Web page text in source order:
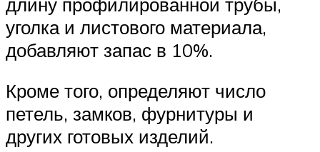
уголка и листового материала,
добавляют запас в 10%.
Кроме того, определяют число
петель, замков, фурнитуры и
других готовых изделий.